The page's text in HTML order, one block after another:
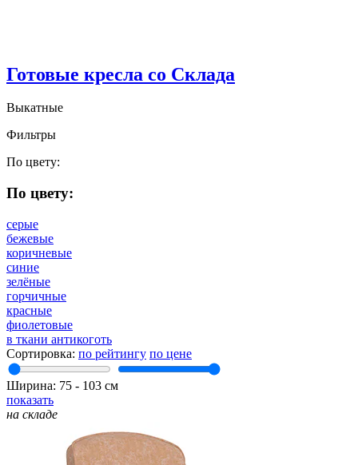
Готовые кресла со Склада
Выкатные
Фильтры
По цвету:
По цвету:
серые
бежевые
коричневые
синие
зелёные
горчичные
красные
фиолетовые
в ткани антикоготь
Сортировка: по рейтингу по цене
Ширина: 75 ‐ 103 см
показать
на складе